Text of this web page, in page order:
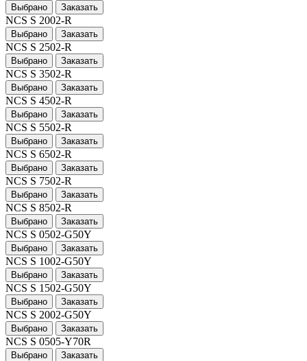
Выбрано Заказать
NCS S 2002-R
Выбрано Заказать
NCS S 2502-R
Выбрано Заказать
NCS S 3502-R
Выбрано Заказать
NCS S 4502-R
Выбрано Заказать
NCS S 5502-R
Выбрано Заказать
NCS S 6502-R
Выбрано Заказать
NCS S 7502-R
Выбрано Заказать
NCS S 8502-R
Выбрано Заказать
NCS S 0502-G50Y
Выбрано Заказать
NCS S 1002-G50Y
Выбрано Заказать
NCS S 1502-G50Y
Выбрано Заказать
NCS S 2002-G50Y
Выбрано Заказать
NCS S 0505-Y70R
Выбрано Заказать